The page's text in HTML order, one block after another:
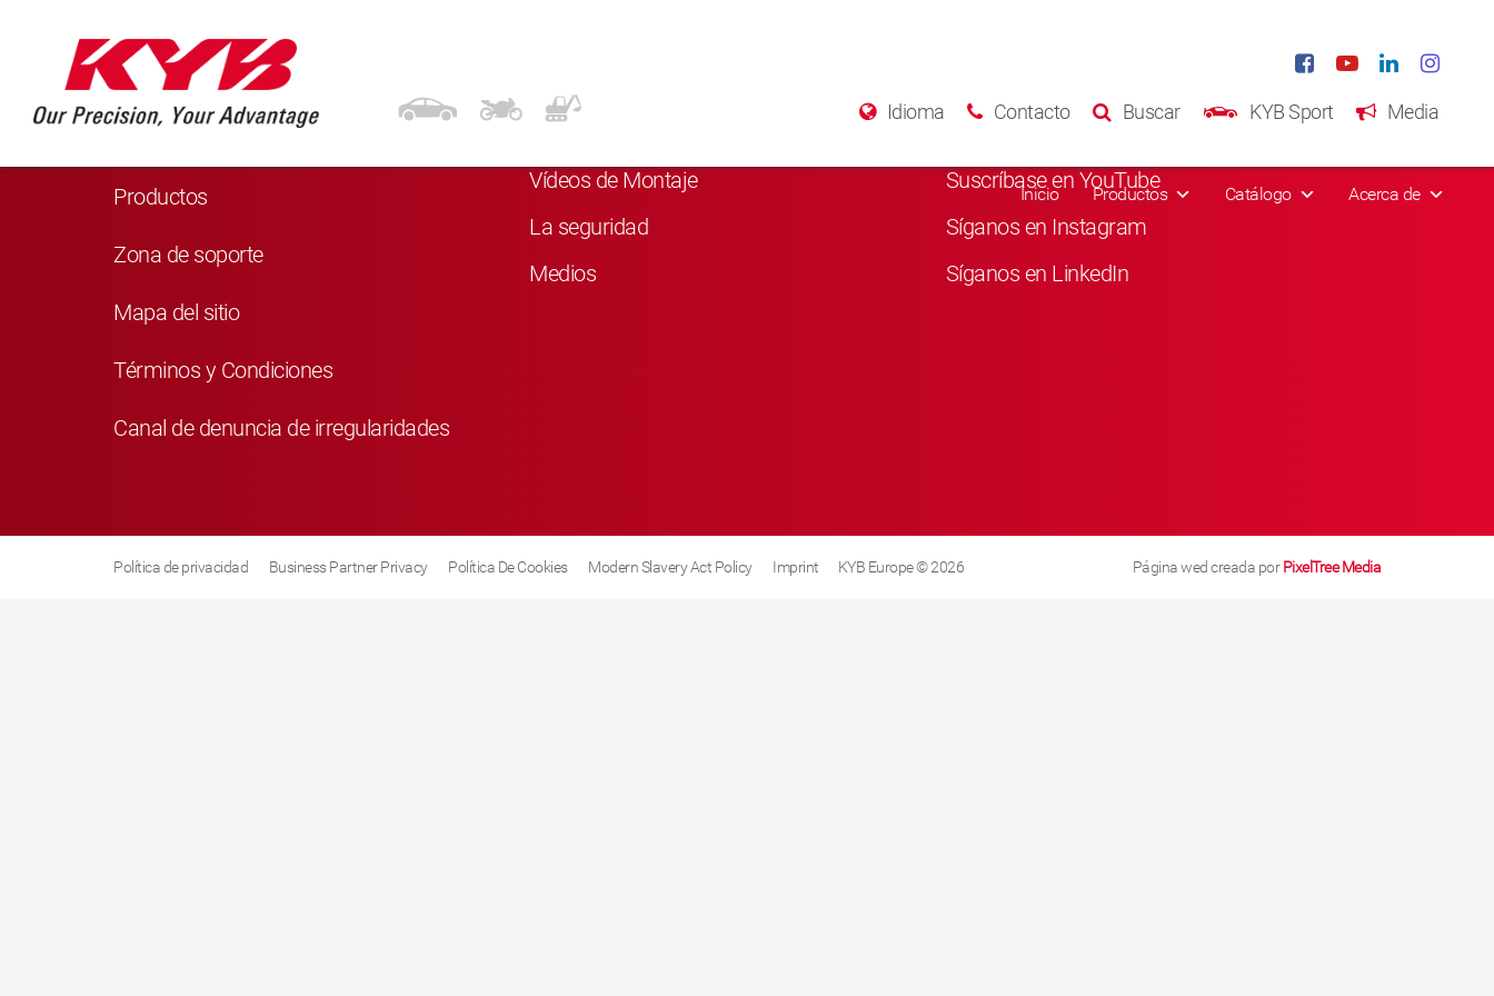
Idioma Contacto Buscar KYB Sport Media
Inicio Productos Catálogo Acerca de
Navegación
Productos
Zona de soporte
Mapa del sitio
Términos y Condiciones
Canal de denuncia de irregularidades
Vídeos de Montaje
La seguridad
Medios
Suscríbase en YouTube
Síganos en Instagram
Síganos en LinkedIn
Política de privacidad Business Partner Privacy Política De Cookies Modern Slavery Act Policy Imprint KYB Europe © 2026 Página wed creada porPixelTree Media